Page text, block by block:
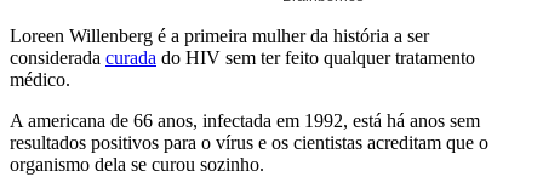
Loreen Willenberg é a primeira mulher da história a ser
considerada curada do HIV sem ter feito qualquer tratamento
médico.
A americana de 66 anos, infectada em 1992, está há anos sem
resultados positivos para o vírus e os cientistas acreditam que o
organismo dela se curou sozinho.